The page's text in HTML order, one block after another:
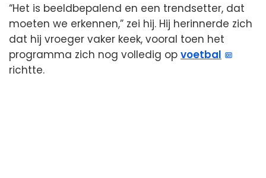
“Het is beeldbepalend en een trendsetter, dat
moeten we erkennen,” zei hij. Hij herinnerde zich
dat hij vroeger vaker keek, vooral toen het
programma zich nog volledig op voetbal
richtte.